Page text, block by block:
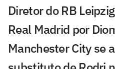
Diretor do RB
Real Madrid por
Manchester City se